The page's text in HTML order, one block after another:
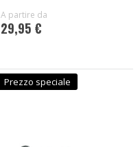
A partire da
29,95 €
Prezzo speciale